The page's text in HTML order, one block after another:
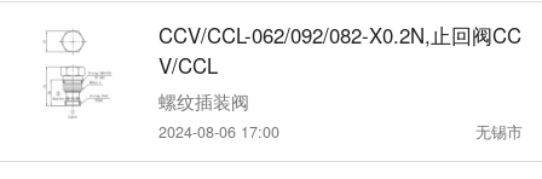
CCV/CCL-062/092/082-X0.2N,止回阀CC
V/CCL
螺纹插装阀
2024-08-06 17:00 无锡市